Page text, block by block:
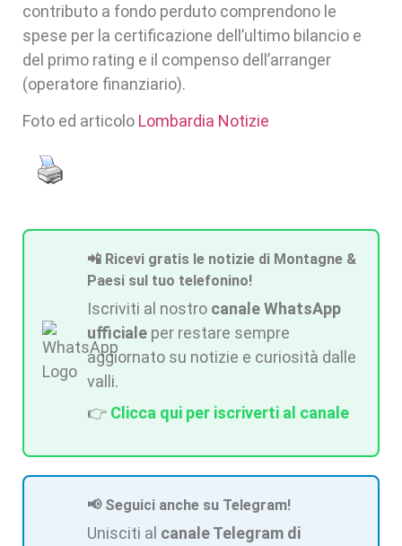
contributo a fondo perduto comprendono le
spese per la certificazione dell’ultimo bilancio e
del primo rating e il compenso dell’arranger
(operatore finanziario).
Foto ed articolo Lombardia Notizie
📲 Ricevi gratis le notizie di Montagne &
Paesi sul tuo telefonino!
Iscriviti al nostro canale WhatsApp
ufficiale per restare sempre
aggiornato su notizie e curiosità dalle
valli.
👉 Clicca qui per iscriverti al canale
📢 Seguici anche su Telegram!
Unisciti al canale Telegram di